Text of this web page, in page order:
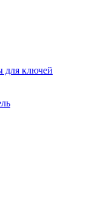
для ключей